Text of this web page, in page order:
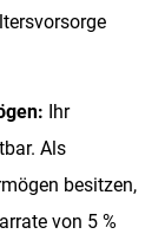
Ihr
Als
besitzen,
von 5 %